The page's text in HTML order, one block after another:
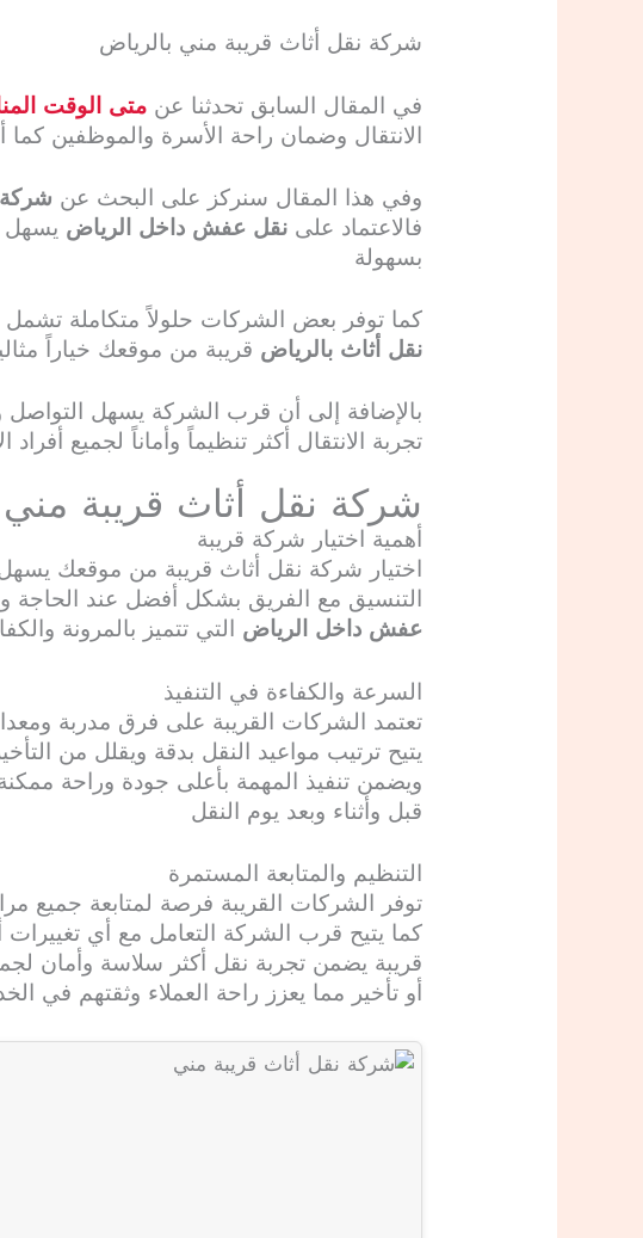
شركة نقل أثاث قريبة مني بالرياض
في المقال السابق تحدثنا عنمتى الوقت
الانتقال وضمان راحة الأسرة والموظفين كما
وفي هذا المقال سنركز على البحث عن شركة
فالاعتماد علىنقل عفش داخل الرياض يسهل
بسهولة
كما توفر بعض الشركات حلولاً متكاملة تشمل
نقل أثاث بالرياض قريبة من موقعك خياراً
بالإضافة إلى أن قرب الشركة يسهل التواصل
تجربة الانتقال أكثر تنظيماً وأماناً لجميع
شركة نقل أثاث قريبة مني
أهمية اختيار شركة قريبة
اختيار شركة نقل أثاث قريبة من موقعك
التنسيق مع الفريق بشكل أفضل عند
عفش داخل الرياض التي تتميز بالمرونة
السرعة والكفاءة في التنفيذ
تعتمد الشركات القريبة على فرق مدربة
يتيح ترتيب مواعيد النقل بدقة ويقلل من
ويضمن تنفيذ المهمة بأعلى جودة وراحة ممكنة
قبل وأثناء وبعد يوم النقل
التنظيم والمتابعة المستمرة
توفر الشركات القريبة فرصة لمتابعة جميع
كما يتيح قرب الشركة التعامل مع أي
قريبة يضمن تجربة نقل أكثر سلاسة وأمان
أو تأخير مما يعزز راحة العملاء وثقتهم في